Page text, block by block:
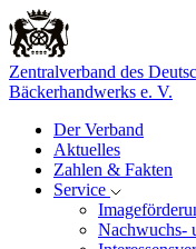
Zentralverband des
Bäckerhandwerks e. V.
Der Verband
Aktuelles
Zahlen & Fakten
Service
Nachwuchs-